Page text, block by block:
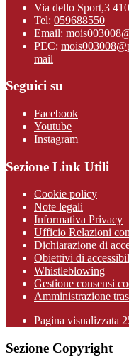
Via dello Sport,3
Tel: 059688550
Email:
PEC:
mail
Seguici su
Facebook
Youtube
Instagram
Sezione Link Utili
Cookie policy
Note legali
Informativa Privacy
Ufficio Relazioni
Dichiarazione di
Obiettivi di
Whistleblowing
Gestione consensi
Amministrazione
Pagina visualizzata
Sezione Copyright